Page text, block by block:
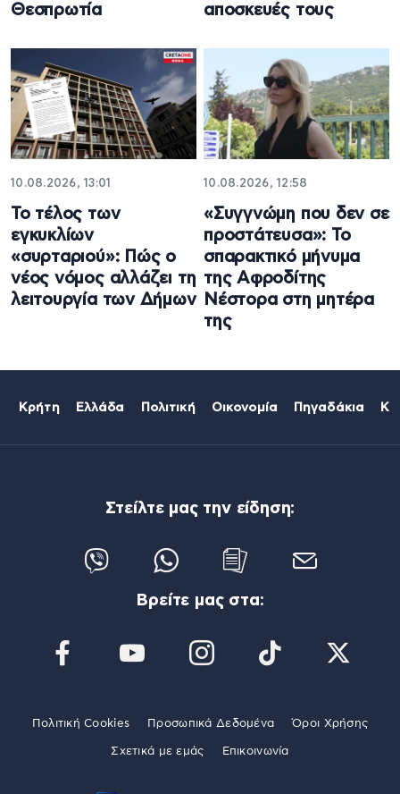
Θεσπρωτία
αποσκευές τους
10.08.2026, 13:01
Το τέλος των
εγκυκλίων
«συρταριού»: Πώς ο
νέος νόμος αλλάζει τη
λειτουργία των Δήμων
10.08.2026, 12:58
«Συγγνώμη που δεν σε
προστάτευσα»: Το
σπαρακτικό μήνυμα
της Αφροδίτης
Νέστορα στη μητέρα
της
Κρήτη Ελλάδα Πολιτική Οικονομία Πηγαδάκια
Στείλτε μας την είδηση:
Βρείτε μας στα:
Πολιτική Cookies Προσωπικά Δεδομένα Όροι Χρήσης
Σχετικά με εμάς Επικοινωνία